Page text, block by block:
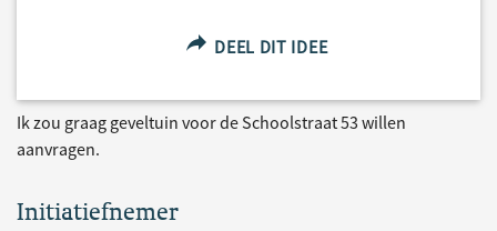
DEEL DIT IDEE
Ik zou graag geveltuin voor de Schoolstraat 53 willen
aanvragen.
Initiatiefnemer